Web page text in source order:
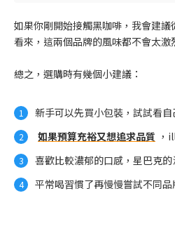
如果你剛開始接觸黑咖啡，我會建
看來，這兩個品牌的風味都不會太激
總之，選購時有幾個小建議：
新手可以先買小包裝，試試看
如果預算充裕又想追求品質 ，
喜歡比較濃郁的口感，星巴克
平常喝習慣了再慢慢嘗試不同